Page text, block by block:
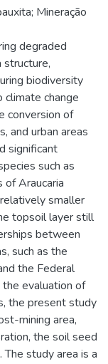
Mineração
degraded
biodiversity
change
conversion of
and urban areas
significant
such as
of Araucaria
smaller
topsoil layer still
between
such as the
the Federal
evaluation of
the present study
mining area,
the soil seed
study area is a